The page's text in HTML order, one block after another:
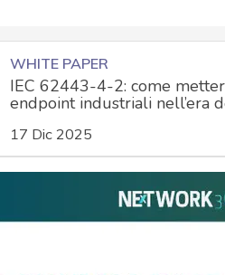
WHITE PAPER
IEC 62443-4-2: come
endpoint industriali nell’era
17 Dic 2025